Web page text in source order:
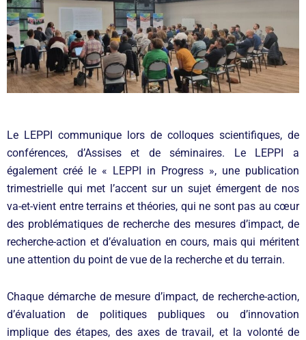
Le LEPPI communique lors de colloques scientifiques, de
conférences, d’Assises et de séminaires. Le LEPPI a
également créé le « LEPPI in Progress », une publication
trimestrielle qui met l’accent sur un sujet émergent de nos
va-et-vient entre terrains et théories, qui ne sont pas au cœur
des problématiques de recherche des mesures d’impact, de
recherche-action et d’évaluation en cours, mais qui méritent
une attention du point de vue de la recherche et du terrain.
Chaque démarche de mesure d’impact, de recherche-action,
d’évaluation de politiques publiques ou d’innovation
implique des étapes, des axes de travail, et la volonté de